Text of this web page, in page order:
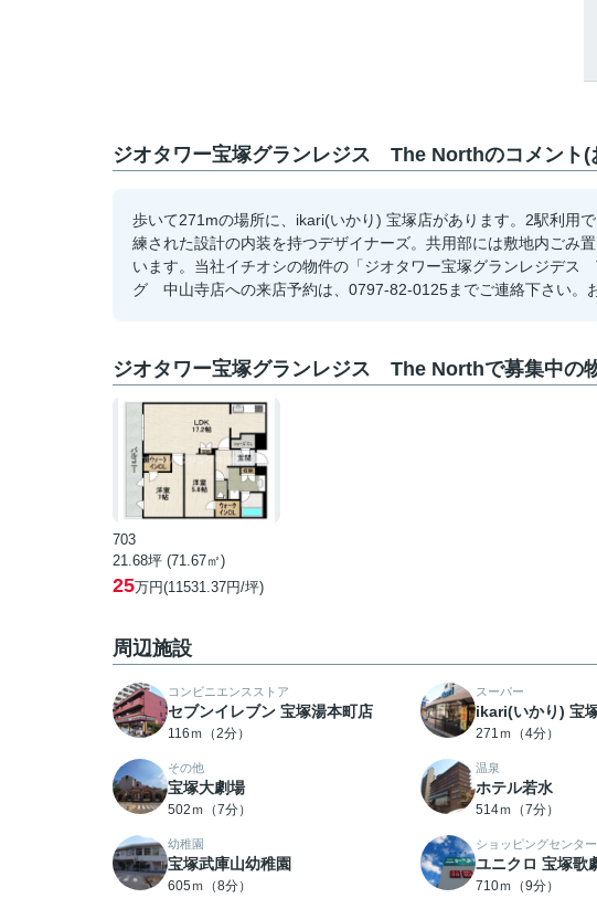
ジオタワー宝塚グランレジス The Northのコメント(
歩いて271mの場所に、ikari(いかり) 宝塚店があります。2駅利用
練された設計の内装を持つデザイナーズ。共用部には敷地内ごみ
います。当社イチオシの物件の「ジオタワー宝塚グランレジデ
グ 中山寺店への来店予約は、0797-82-0125までご連絡下さい。
ジオタワー宝塚グランレジス The Northで募集中の
703
21.68坪 (71.67㎡)
25万円(11531.37円/坪)
周辺施設
コンビニエンスストア
セブンイレブン 宝塚湯本町店
116ｍ（2分）
スーパー
ikari(いかり) 宝
271ｍ（4分）
その他
宝塚大劇場
502ｍ（7分）
温泉
ホテル若水
514ｍ（7分）
幼稚園
宝塚武庫山幼稚園
605ｍ（8分）
ショッピングセンター
ユニクロ 宝塚歌
710ｍ（9分）